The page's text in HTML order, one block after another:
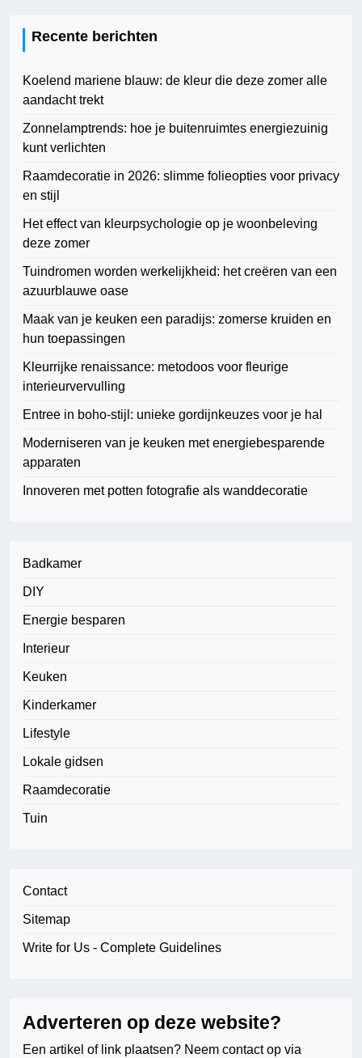
Recente berichten
Koelend mariene blauw: de kleur die deze zomer alle
aandacht trekt
Zonnelamptrends: hoe je buitenruimtes energiezuinig
kunt verlichten
Raamdecoratie in 2026: slimme folieopties voor privacy
en stijl
Het effect van kleurpsychologie op je woonbeleving
deze zomer
Tuindromen worden werkelijkheid: het creëren van een
azuurblauwe oase
Maak van je keuken een paradijs: zomerse kruiden en
hun toepassingen
Kleurrijke renaissance: metodoos voor fleurige
interieurvervulling
Entree in boho-stijl: unieke gordijnkeuzes voor je hal
Moderniseren van je keuken met energiebesparende
apparaten
Innoveren met potten fotografie als wanddecoratie
Badkamer
DIY
Energie besparen
Interieur
Keuken
Kinderkamer
Lifestyle
Lokale gidsen
Raamdecoratie
Tuin
Contact
Sitemap
Write for Us - Complete Guidelines
Adverteren op deze website?
Een artikel of link plaatsen? Neem contact op via